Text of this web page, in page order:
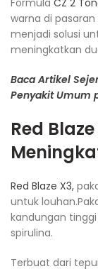
Formula CZ 2
warna di
menjadi solusi
meningkatkan
Baca Artikel
Penyakit Umum
Red Blaze
Red Blaze X3,
untuk
kandungan
spirulina.
Terbuat dari